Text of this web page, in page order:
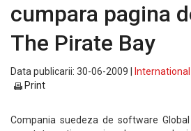
cumpara pagina
The Pirate Bay
Data publicarii: 30-06-2009 |
International
Print
Compania suedeza de software